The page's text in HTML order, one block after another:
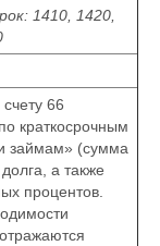
1410, 1420,
66
краткосрочным
займам» (сумма
а также
процентов.